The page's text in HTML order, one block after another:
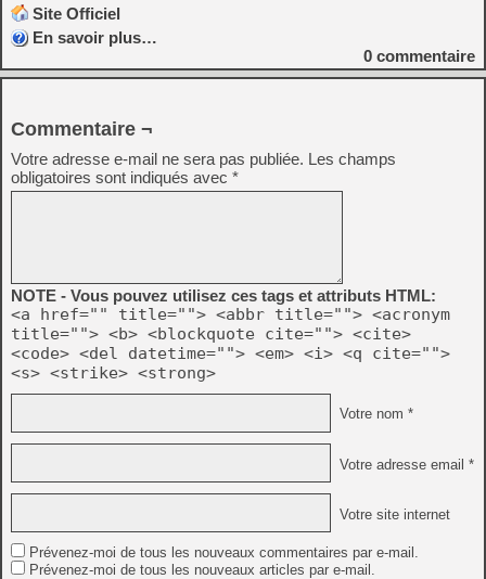
Site Officiel
En savoir plus…
0 commentaire
Commentaire ¬
Votre adresse e-mail ne sera pas publiée. Les champs
obligatoires sont indiqués avec *
NOTE - Vous pouvez utilisez ces tags et attributs HTML:
<a href="" title=""> <abbr title=""> <acronym
title=""> <b> <blockquote cite=""> <cite>
<code> <del datetime=""> <em> <i> <q cite="">
<s> <strike> <strong>
Votre nom *
Votre adresse email *
Votre site internet
Prévenez-moi de tous les nouveaux commentaires par e-mail.
Prévenez-moi de tous les nouveaux articles par e-mail.